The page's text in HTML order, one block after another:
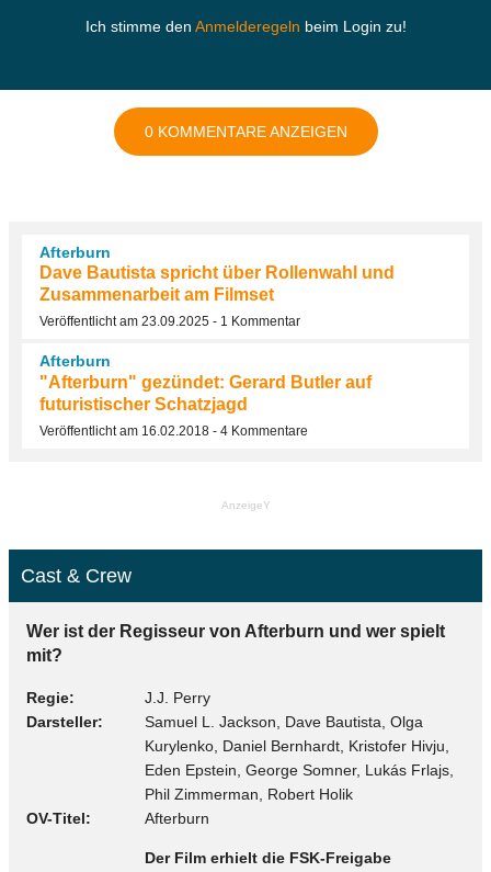
Ich stimme den Anmelderegeln beim Login zu!
0 KOMMENTARE ANZEIGEN
Afterburn
Dave Bautista spricht über Rollenwahl und
Zusammenarbeit am Filmset
Veröffentlicht am 23.09.2025 - 1 Kommentar
Afterburn
"Afterburn" gezündet: Gerard Butler auf
futuristischer Schatzjagd
Veröffentlicht am 16.02.2018 - 4 Kommentare
AnzeigeY
Cast & Crew
Wer ist der Regisseur von Afterburn und wer spielt
mit?
Regie
J.J. Perry
Darsteller
Samuel L. Jackson, Dave Bautista, Olga
Kurylenko, Daniel Bernhardt, Kristofer Hivju,
Eden Epstein, George Somner, Lukás Frlajs,
Phil Zimmerman, Robert Holik
OV-Titel
Afterburn
Der Film erhielt die FSK-Freigabe